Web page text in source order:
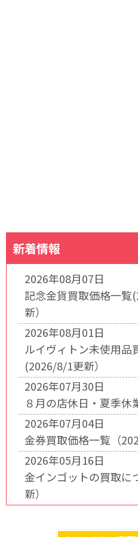
新着情報
2026年08月07日
記念金貨買取価格一覧
新）
2026年08月01日
ルイヴィトン未使用品
(2026/8/1更新）
2026年07月30日
８月の店休日・夏季休
2026年07月04日
金券買取価格一覧（
2026年05月16日
金インゴットの買取に
新）